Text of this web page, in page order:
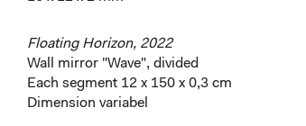
Floating Horizon, 2022
Wall mirror "Wave", divided
Each segment 12 x 150 x 0,3 cm
Dimension variabel